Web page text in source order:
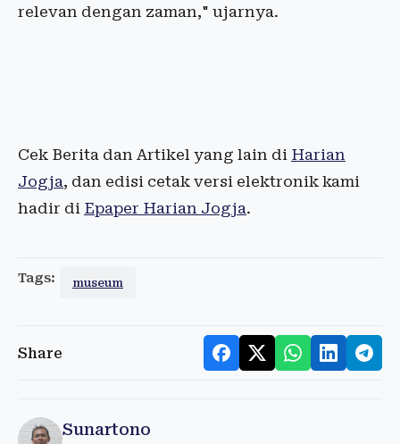
relevan dengan zaman," ujarnya.
Cek Berita dan Artikel yang lain di Harian
Jogja, dan edisi cetak versi elektronik kami
hadir di Epaper Harian Jogja.
Tags: museum
Share
Sunartono